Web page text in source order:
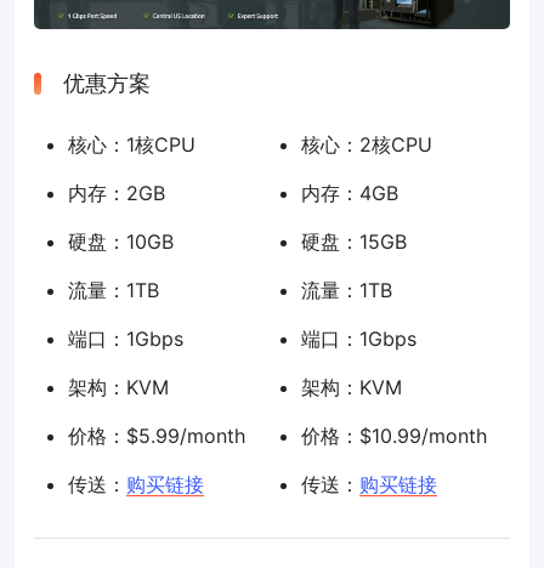
优惠方案
核心：1核CPU
内存：2GB
硬盘：10GB
流量：1TB
端口：1Gbps
架构：KVM
价格：$5.99/month
传送： 购买链接
核心：2核CPU
内存：4GB
硬盘：15GB
流量：1TB
端口：1Gbps
架构：KVM
价格：$10.99/month
传送： 购买链接